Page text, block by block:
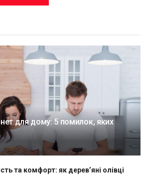
для дому: 5 помилок, яких
та комфорт: як дерев’яні олівці